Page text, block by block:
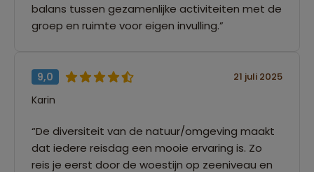
balans tussen gezamenlijke activiteiten met de
groep en ruimte voor eigen invulling.”
9,0 21 juli 2025
Karin
“De diversiteit van de natuur/omgeving maakt
dat iedere reisdag een mooie ervaring is. Zo
reis je eerst door de woestijn op zeeniveau en